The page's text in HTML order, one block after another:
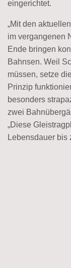
eingerichtet.
„Mit den
im vergangenen
Ende bringen
Bahnsen. Weil
müssen, setze
Prinzip
besonders
zwei
„Diese
Lebensdauer bis